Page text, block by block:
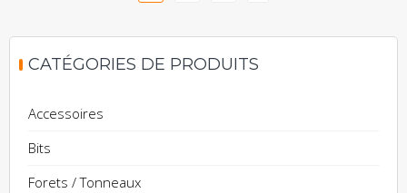
CATÉGORIES DE PRODUITS
Accessoires
Bits
Forets / Tonneaux